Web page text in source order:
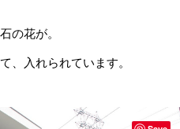
の花が。
、入れられています。